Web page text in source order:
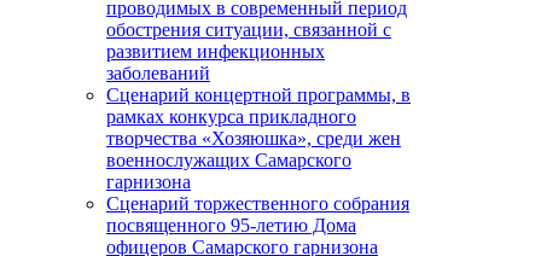
проводимых в современный период
обострения ситуации, связанной с
развитием инфекционных
заболеваний
Сценарий концертной программы, в
рамках конкурса прикладного
творчества «Хозяюшка», среди жен
военнослужащих Самарского
гарнизона
Сценарий торжественного собрания
посвященного 95-летию Дома
офицеров Самарского гарнизона